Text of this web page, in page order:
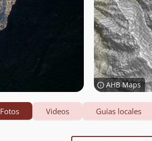
AHB Maps
Fotos Videos Guías locales